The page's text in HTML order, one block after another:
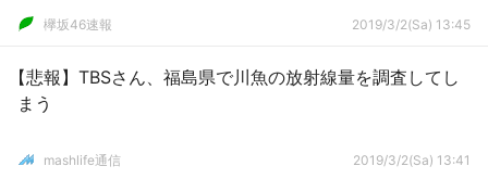
欅坂46速報 2019/3/2(Sa) 13:45
【悲報】TBSさん、福島県で川魚の放射線量を調査してし
まう
mashlife通信 2019/3/2(Sa) 13:41